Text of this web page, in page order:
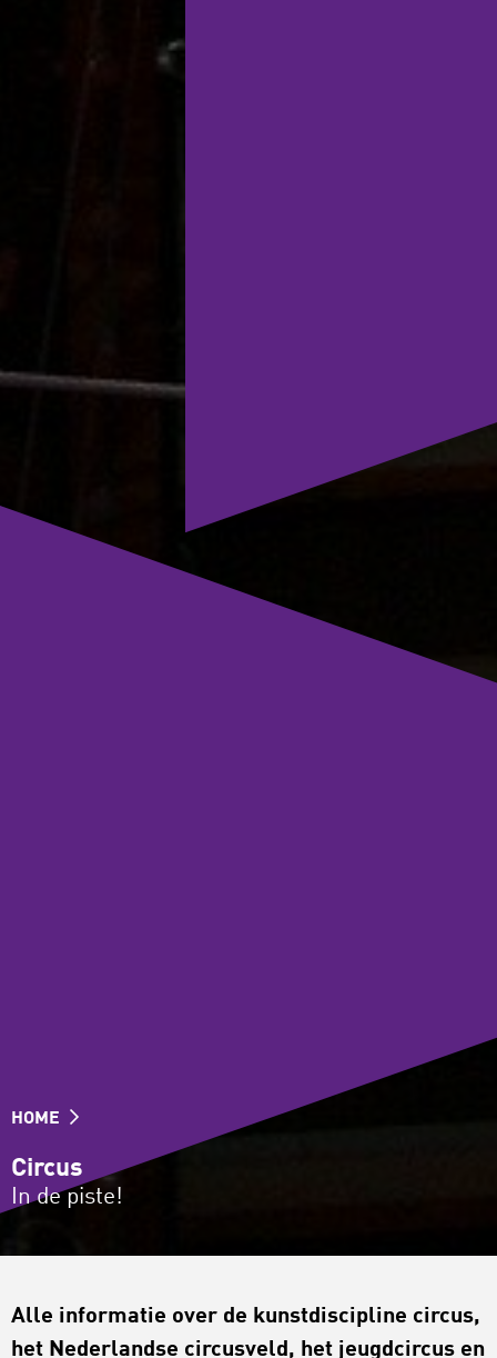
HOME
Circus
In de piste!
Alle informatie over de kunstdiscipline circus,
het Nederlandse circusveld, het jeugdcircus en